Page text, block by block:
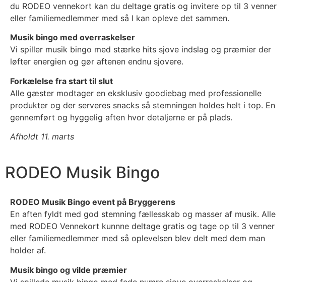
du RODEO vennekort kan du deltage gratis og invitere op til 3 venner
eller familiemedlemmer med så I kan opleve det sammen.
Musik bingo med overraskelser
Vi spiller musik bingo med stærke hits sjove indslag og præmier der
løfter energien og gør aftenen endnu sjovere.
Forkælelse fra start til slut
Alle gæster modtager en eksklusiv goodiebag med professionelle
produkter og der serveres snacks så stemningen holdes helt i top. En
gennemført og hyggelig aften hvor detaljerne er på plads.
Afholdt 11. marts
RODEO Musik Bingo
RODEO Musik Bingo event på Bryggerens
En aften fyldt med god stemning fællesskab og masser af musik. Alle
med RODEO Vennekort kunnne deltage gratis og tage op til 3 venner
eller familiemedlemmer med så oplevelsen blev delt med dem man
holder af.
Musik bingo og vilde præmier